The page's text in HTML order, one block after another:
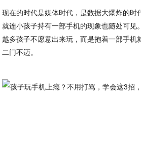
现在的时代是媒体时代，是数据大爆炸的时
就连小孩子持有一部手机的现象也随处可见
越多孩子不愿意出来玩，而是抱着一部手机
二门不迈。